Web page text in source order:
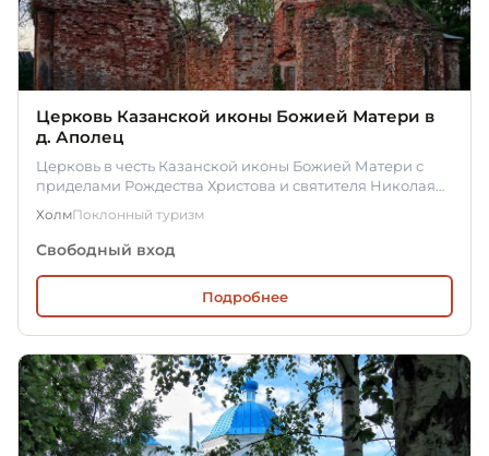
Церковь Казанской иконы Божией Матери в
д. Аполец
Церковь в честь Казанской иконы Божией Матери с
приделами Рождества Христова и святителя Николая
ХолмПоклонный туризм
Свободный вход
Подробнее